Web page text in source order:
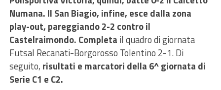
Numana. Il San Biagio, infine, esce dalla zona
play-out, pareggiando 2-2 contro il
Castelraimondo. Completa il quadro di giornata
Futsal Recanati-Borgorosso Tolentino 2-1. Di
seguito, risultati e marcatori della 6^ giornata di
Serie C1 e C2.